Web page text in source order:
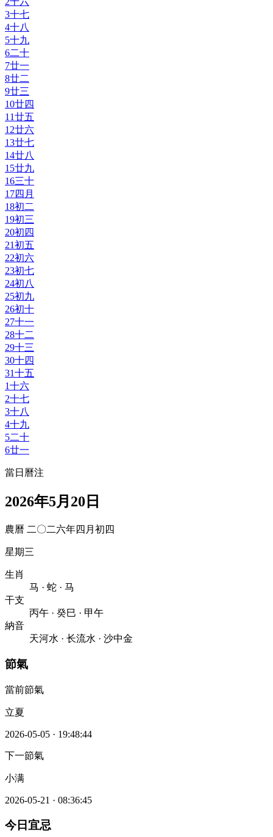
3十七
4十八
5十九
6二十
7廿一
8廿二
9廿三
10廿四
11廿五
12廿六
13廿七
14廿八
15廿九
16三十
17四月
18初二
19初三
20初四
21初五
22初六
23初七
24初八
25初九
26初十
27十一
28十二
29十三
30十四
31十五
1十六
2十七
3十八
4十九
5二十
6廿一
當日曆注
2026年5月20日
農曆 二〇二六年四月初四
星期三
生肖
马 · 蛇 · 马
干支
丙午 · 癸巳 · 甲午
納音
天河水 · 长流水 · 沙中金
節氣
當前節氣
立夏
2026-05-05 · 19:48:44
下一節氣
小满
2026-05-21 · 08:36:45
今日宜忌